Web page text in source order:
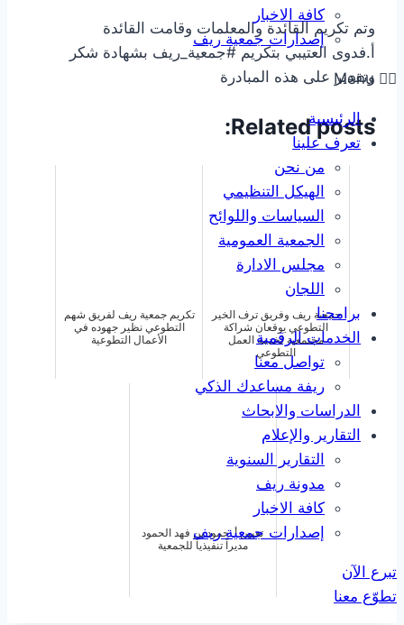
كافة الاخبار
إصدارات جمعية ريف
Menu
الرئيسية
تعرف علينا
من نحن
الهيكل التنظيمي
السياسات واللوائح
الجمعية العمومية
مجلس الادارة
اللجان
برامجنا
الخدمات الرقمية
تواصل معنا
ريفة مساعدك الذكي
الدراسات والابحاث
التقارير والإعلام
التقارير السنوية
مدونة ريف
كافة الاخبار
إصدارات جمعية ريف
تبرع الآن
تطوّع معنا
وتم تكريم القائدة والمعلمات وقامت القائدة
أ.فدوى العتيبي بتكريم #جمعية_ريف بشهادة شكر
وتقدير على هذه المبادرة
Related posts:
جمعية ريف وفريق ترف الخير
التطوعي يوقعان شراكة
مجتمعية لخدمة العمل
التطوعي
تكريم جمعية ريف لفريق شهم
التطوعي نظير جهوده في
الأعمال التطوعية
تعيين أ. حمود بن فهد الحمود
مديراً تنفيذياً للجمعية